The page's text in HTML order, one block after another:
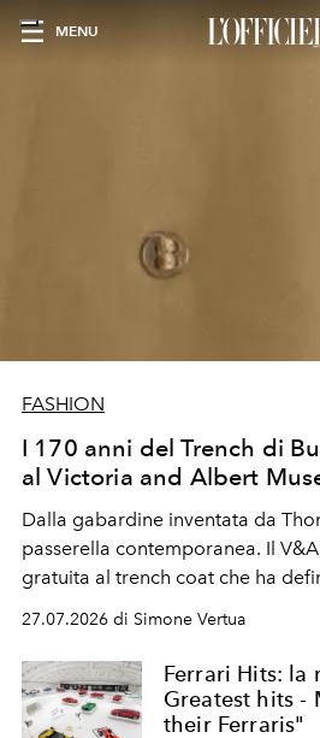
MENU
FASHION
I 170 anni del Trench di
al Victoria and Albert
Dalla gabardine inventata da
passerella contemporanea. Il
gratuita al trench coat che ha
stile britannico e anticipa
27.07.2026 di Simone Vertua
Ferrari Hits: la
Greatest hits -
their Ferraris"